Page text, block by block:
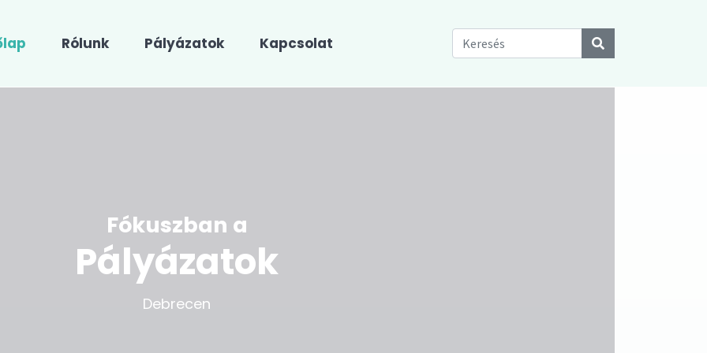
Rólunk Pályázatok Kapcsolat
Fókuszban a
Pályázatok
Debrecen